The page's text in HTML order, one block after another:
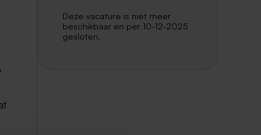
Deze vacature is niet meer
beschikbaar en per 10-12-2025
gesloten.